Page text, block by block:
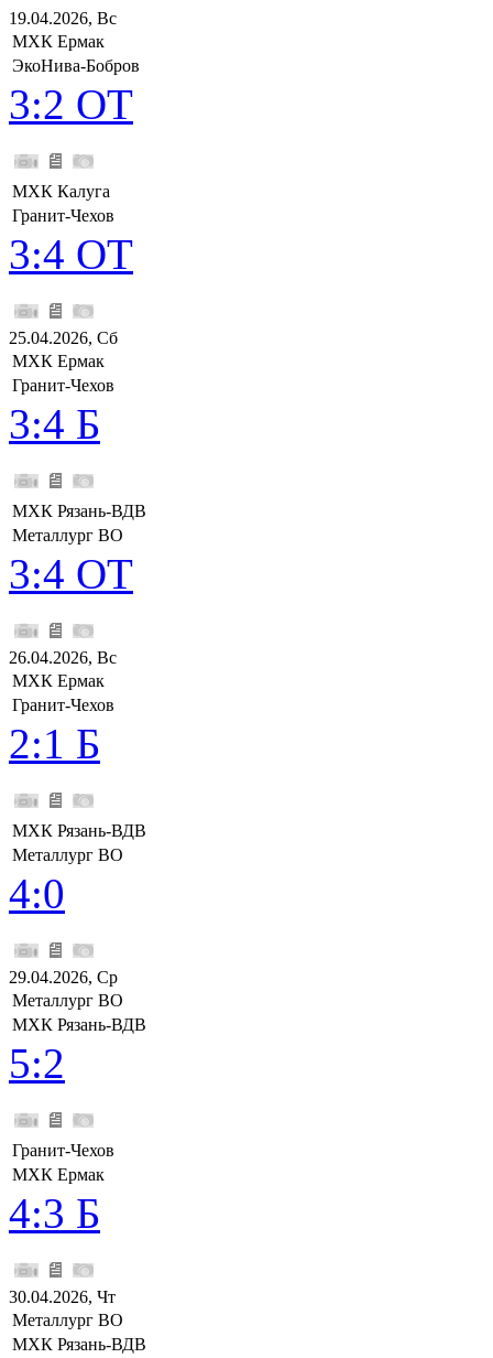
19.04.2026, Вс
МХК Ермак
ЭкоНива-Бобров
3:2 ОТ
МХК Калуга
Гранит-Чехов
3:4 ОТ
25.04.2026, Сб
МХК Ермак
Гранит-Чехов
3:4 Б
МХК Рязань-ВДВ
Металлург ВО
3:4 ОТ
26.04.2026, Вс
МХК Ермак
Гранит-Чехов
2:1 Б
МХК Рязань-ВДВ
Металлург ВО
4:0
29.04.2026, Ср
Металлург ВО
МХК Рязань-ВДВ
5:2
Гранит-Чехов
МХК Ермак
4:3 Б
30.04.2026, Чт
Металлург ВО
МХК Рязань-ВДВ